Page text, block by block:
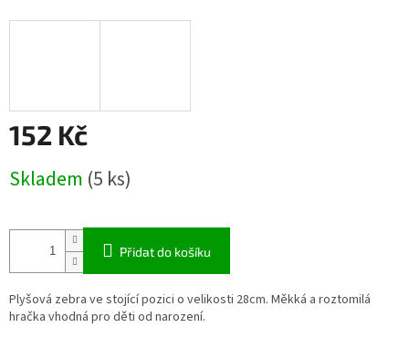
152 Kč
cena:
Skladem (5 ks)
Přidat do košíku
Plyšová zebra ve stojící pozici o velikosti 28cm. Měkká a roztomilá
hračka vhodná pro děti od narození.